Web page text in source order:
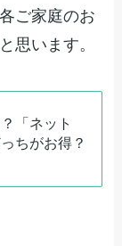
ご家庭のお
思います。
「ネット
ちがお得？